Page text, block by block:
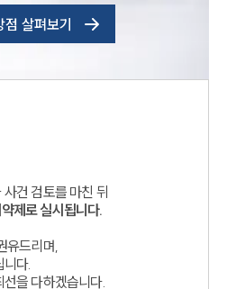
점 살펴보기
건 검토를 마친 뒤
제로 실시됩니다.
유드리며,
다.
을 다하겠습니다.